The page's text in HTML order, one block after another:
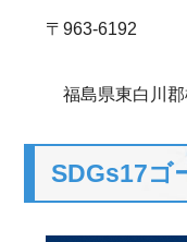
〒963-6192
福島県東白川郡
SDGs17ゴ